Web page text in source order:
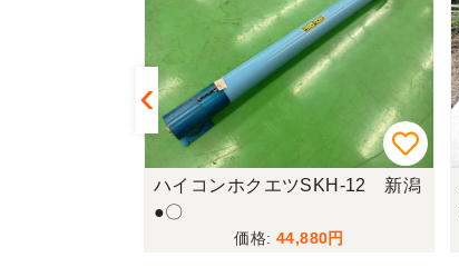
ハイコンホクエツSKH-12 新潟
●〇
44,880